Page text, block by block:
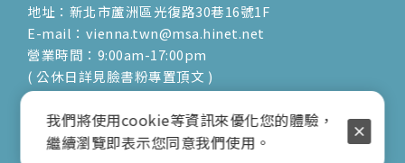
地址：新北市蘆洲區光復路30巷16號1F
E-mail：vienna.twn@msa.hinet.net
營業時間：9:00am-17:00pm
( 公休日詳見臉書粉專置頂文 )
關於
關於我們
文章
V's風格誌
服務
訂購須知
我們將使用cookie等資訊來優化您的體驗，
繼續瀏覽即表示您同意我們使用。